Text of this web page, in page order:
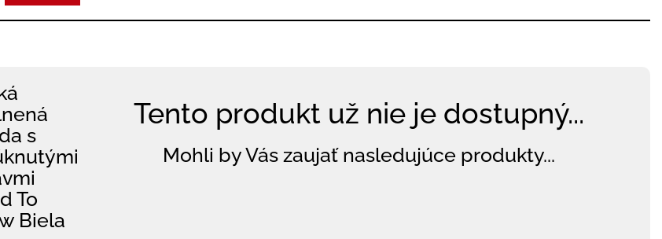
s
To
Biela
Tento produkt už nie je dostupný...
Mohli by Vás zaujať nasledujúce produkty...